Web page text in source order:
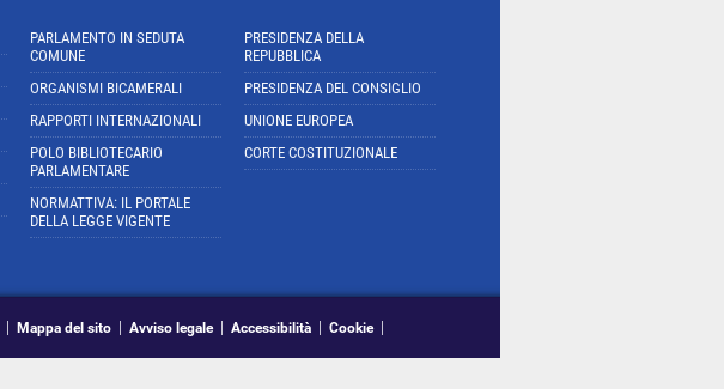
PARLAMENTO IN SEDUTA
COMUNE
ORGANISMI BICAMERALI
RAPPORTI INTERNAZIONALI
POLO BIBLIOTECARIO
PARLAMENTARE
NORMATTIVA: IL PORTALE
DELLA LEGGE VIGENTE
PRESIDENZA DELLA
REPUBBLICA
PRESIDENZA DEL CONSIGLIO
UNIONE EUROPEA
CORTE COSTITUZIONALE
Mappa del sito Avviso legale Accessibilità Cookie